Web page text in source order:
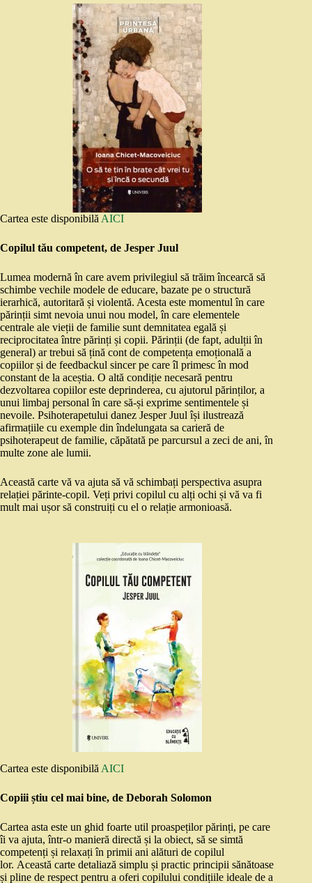
Cartea este disponibilă AICI
Copilul tău competent, de Jesper Juul
Lumea modernă în care avem privilegiul să trăim încearcă să
schimbe vechile modele de educare, bazate pe o structură
ierarhică, autoritară și violentă. Acesta este momentul în care
părinții simt nevoia unui nou model, în care elementele
centrale ale vieții de familie sunt demnitatea egală și
reciprocitatea între părinți și copii. Părinții (de fapt, adulții în
general) ar trebui să țină cont de competența emoțională a
copiilor și de feedbackul sincer pe care îl primesc în mod
constant de la aceștia. O altă condiție necesară pentru
dezvoltarea copiilor este deprinderea, cu ajutorul părinților, a
unui limbaj personal în care să-și exprime sentimentele și
nevoile. Psihoterapetului danez Jesper Juul își ilustrează
afirmațiile cu exemple din îndelungata sa carieră de
psihoterapeut de familie, căpătată pe parcursul a zeci de ani, în
multe zone ale lumii.
Această carte vă va ajuta să vă schimbați perspectiva asupra
relației părinte-copil. Veți privi copilul cu alți ochi și vă va fi
mult mai ușor să construiți cu el o relație armonioasă.
Cartea este disponibilă AICI
Copiii știu cel mai bine, de Deborah Solomon
Cartea asta este un ghid foarte util proaspeților părinți, pe care
îi va ajuta, într-o manieră directă și la obiect, să se simtă
competenți și relaxați în primii ani alături de copilul
lor. Această carte detaliază simplu și practic principii sănătoase
și pline de respect pentru a oferi copilului condițiile ideale de a